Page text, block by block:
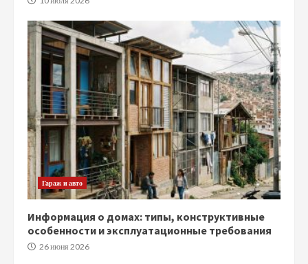
Гараж и авто
Информация о домах: типы, конструктивные
особенности и эксплуатационные требования
26 июня 2026